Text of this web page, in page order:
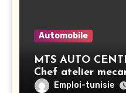
Automobile
MTS AUTO
Chef atelier
Emploi-tunisie